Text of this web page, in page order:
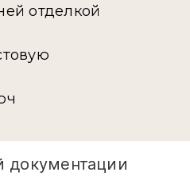
отделкой
документации